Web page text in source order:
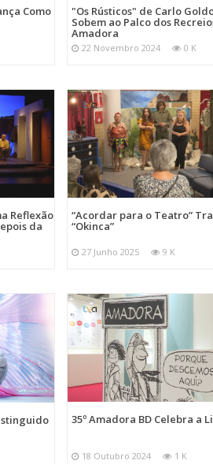
Como "Os Rústicos" de Carlo
Sobem ao Palco dos
Amadora
22 Novembro 2024 0 K
Reflexão
da
“Acordar para o Teatro”
“Okinca”
27 Junho 2025 9 K
35º Amadora BD Celebra a
18 Outubro 2024 1 K